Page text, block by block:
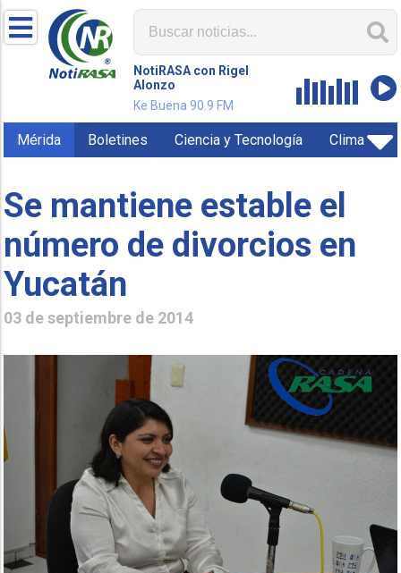
NotiRASA con Rigel
Alonzo
Ke Buena 90.9 FM
Mérida Boletines Ciencia y Tecnología Clima
Se mantiene estable el
número de divorcios en
Yucatán
03 de septiembre de 2014